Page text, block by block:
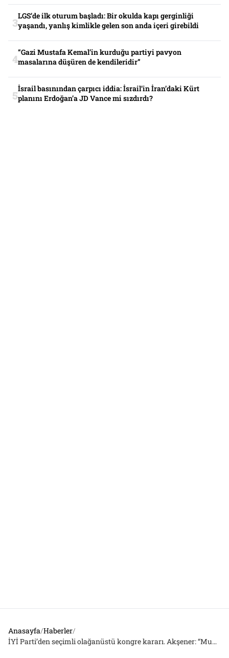
LGS’de ilk oturum başladı: Bir okulda kapı gerginliği
yaşandı, yanlış kimlikle gelen son anda içeri girebildi
“Gazi Mustafa Kemal’in kurduğu partiyi pavyon
masalarına düşüren de kendileridir”
İsrail basınından çarpıcı iddia: İsrail’in İran’daki Kürt
planını Erdoğan’a JD Vance mi sızdırdı?
Anasayfa/Haberler/
İYİ Parti’den seçimli olağanüstü kongre kararı. Akşener: “Muhasebemizi yapacağız”